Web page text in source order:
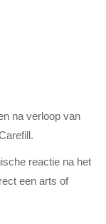
na verloop van
reactie na het
een arts of